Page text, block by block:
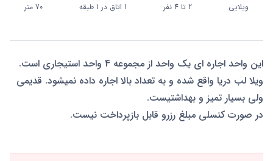
ویلایی 2 تا 4 نفر 70 متر
این واحد اجاره ای یک واحد از مجموعه 4 واحد استیجاری است.
ویلا لب دریا واقع شده و به تعداد بالا اجاره داده نمیشود. قدیمی
ولی بسیار تمیز و بهداشتیست.
در صورت کنسلی مبلغ رزرو قابل بازپرداخت نیست.